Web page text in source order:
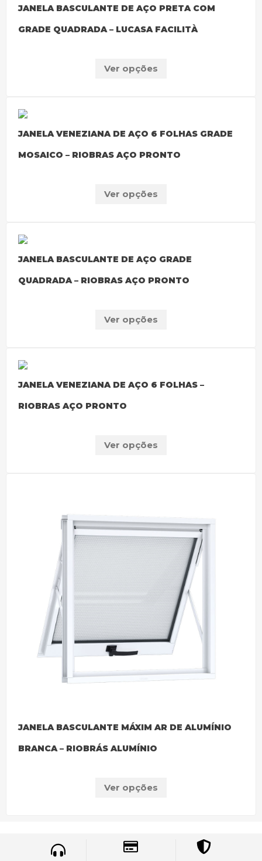
JANELA BASCULANTE DE AÇO PRETA COM
GRADE QUADRADA – LUCASA FACILITÀ
Ver opções
JANELA VENEZIANA DE AÇO 6 FOLHAS GRADE
MOSAICO – RIOBRAS AÇO PRONTO
Ver opções
JANELA BASCULANTE DE AÇO GRADE
QUADRADA – RIOBRAS AÇO PRONTO
Ver opções
JANELA VENEZIANA DE AÇO 6 FOLHAS –
RIOBRAS AÇO PRONTO
Ver opções
JANELA BASCULANTE MÁXIM AR DE ALUMÍNIO
BRANCA – RIOBRÁS ALUMÍNIO
Ver opções